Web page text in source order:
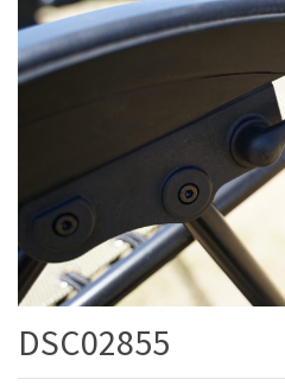
DSC02855